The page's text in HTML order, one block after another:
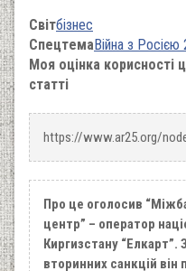
Світбізнес
СпецтемаВійна з Росією
Моя оцінка корисності
статті
https://www.ar25.org/
Про це оголосив
центр” – оператор
Киргизстану “Елкарт”.
вторинних санкцій він